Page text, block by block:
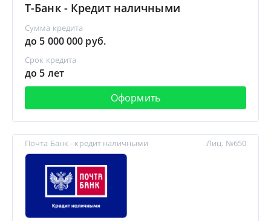
Т-Банк - Кредит наличными
Сумма кредита
до 5 000 000 руб.
Срок кредита
до 5 лет
Оформить
Почта Банк - кредит наличными Лиц. №650